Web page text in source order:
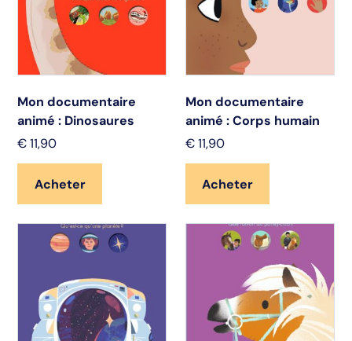
Mon documentaire
animé : Dinosaures
€ 11,90
Acheter
Mon documentaire
animé : Corps humain
€ 11,90
Acheter